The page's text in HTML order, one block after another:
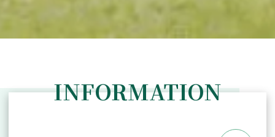
INFORMATION